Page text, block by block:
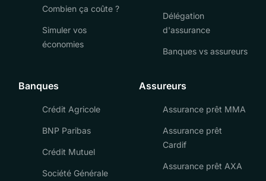
Combien ça coûte ?
Simuler vos
économies
Délégation
d'assurance
Banques vs assureurs
Banques
Crédit Agricole
BNP Paribas
Crédit Mutuel
Société Générale
Assureurs
Assurance prêt MMA
Assurance prêt
Cardif
Assurance prêt AXA